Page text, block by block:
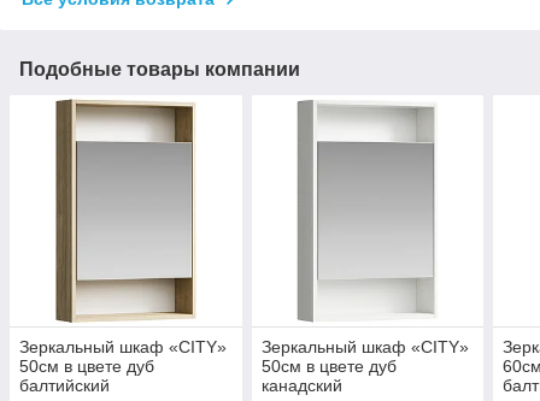
Подобные товары компании
Зеркальный шкаф «CITY»
50см в цвете дуб
балтийский
Зеркальный шкаф «CITY»
50см в цвете дуб
канадский